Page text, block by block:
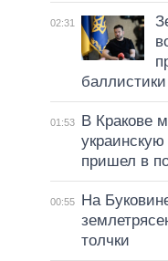
02:31
баллистики
01:53
В Кракове
пришел в
00:55
На
толчки